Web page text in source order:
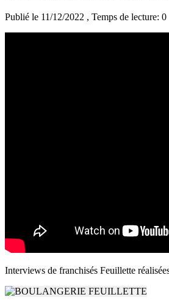
Publié le 11/12/2022 , Temps de lecture:
Interviews de franchisés Feuillette